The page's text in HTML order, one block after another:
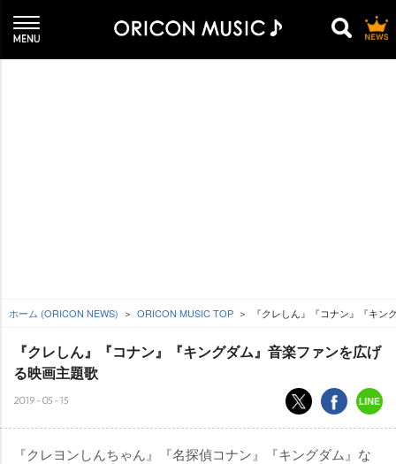
ホーム (ORICON NEWS) ORICON MUSIC TOP 『クレしん』『コナン』『キ
『クレしん』『コナン』『キングダム』音楽ファンを広げ
る映画主題歌
2019-05-15
『クレヨンしんちゃん』『名探偵コナン』『キングダム』な